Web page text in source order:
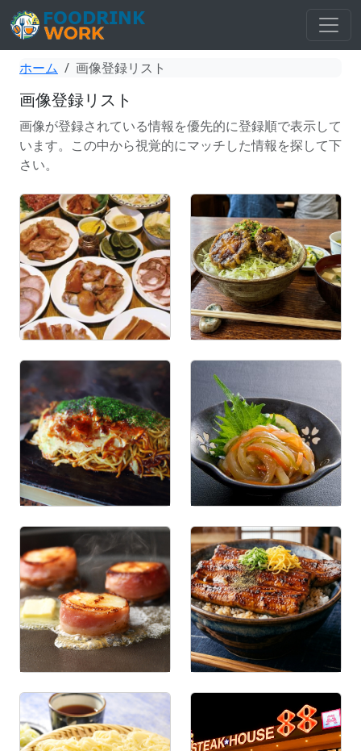
ホーム 画像登録リスト
画像登録リスト
画像が登録されている情報を優先的に登録順で表示して
います。この中から視覚的にマッチした情報を探して下
さい。